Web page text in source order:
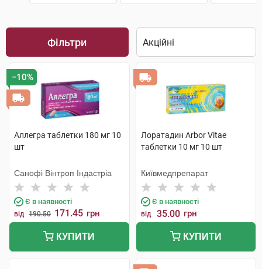
Фільтри
−10%
Аллегра таблетки 180 мг 10
шт
Санофі Вінтроп Індастріа
Є в наявності
від 190.50 171.45 грн
КУПИТИ
Лоратадин Arbor Vitae
таблетки 10 мг 10 шт
Київмедпрепарат
Є в наявності
від 35.00 грн
КУПИТИ